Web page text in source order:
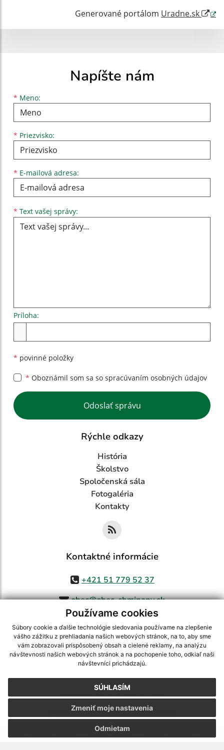
Používame cookies
Súbory cookie a ďalšie technológie sledovania používame na zlepšenie
vášho zážitku z prehliadania našich webových stránok, na to, aby sme
vám zobrazovali prispôsobený obsah a cielené reklamy, na analýzu
návštevnosti našich webových stránok a na pochopenie toho, odkiaľ naši
návštevníci prichádzajú.
SÚHLASÍM
Odmietam
Zmeniť moje nastavenia
Generované portálom Uradne.sk
Napíšte nám
* Meno:
Meno
* Priezvisko:
Priezvisko
* E-mailová adresa:
E-mailová adresa
* Text vašej správy:
Príloha:
* povinné položky
* Oboznámil som sa so spracúvaním osobných údajov
Google reCaptcha Response
Odoslať správu
Rýchle odkazy
História
Školstvo
Spoločenská sála
Fotogaléria
Kontakty
Kontaktné informácie
+421 51 779 52 37
obec@obec-chminany.sk
využite možnosť získavania aktuálnych informácií s využitím RSS
CMS systém (redakčný) systém ECHELON 2,Mapa stránok,web portál
webex.digital, s.r.o.,domény,registrácia domény
Posledná aktualizácia:06.08.2026
Vytlačiť stránku|Vyhlásenie o prístupnosti